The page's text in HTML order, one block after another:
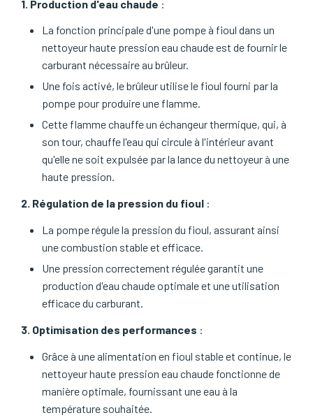
1. Production d'eau chaude :
La fonction principale d'une pompe à fioul dans un
nettoyeur haute pression eau chaude est de fournir le
carburant nécessaire au brûleur.
Une fois activé, le brûleur utilise le fioul fourni par la
pompe pour produire une flamme.
Cette flamme chauffe un échangeur thermique, qui, à
son tour, chauffe l'eau qui circule à l'intérieur avant
qu'elle ne soit expulsée par la lance du nettoyeur à une
haute pression.
2. Régulation de la pression du fioul :
La pompe régule la pression du fioul, assurant ainsi
une combustion stable et efficace.
Une pression correctement régulée garantit une
production d'eau chaude optimale et une utilisation
efficace du carburant.
3. Optimisation des performances :
Grâce à une alimentation en fioul stable et continue, le
nettoyeur haute pression eau chaude fonctionne de
manière optimale, fournissant une eau à la
température souhaitée.